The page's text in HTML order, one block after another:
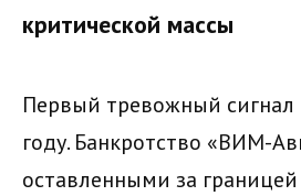
критической массы
Первый тревожный сигнал
году. Банкротство «ВИМ-
оставленными за